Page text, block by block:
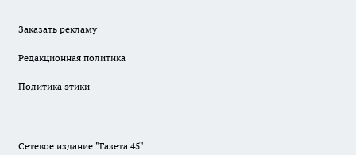
Заказать рекламу
Редакционная политика
Политика этики
Сетевое издание "Газета 45".